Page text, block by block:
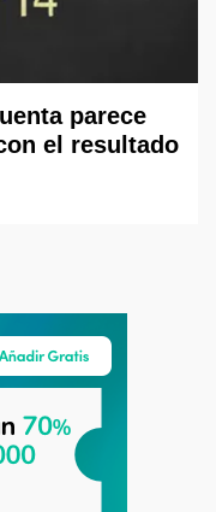
parece
el resultado